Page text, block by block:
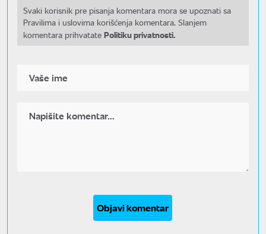
Svaki korisnik pre pisanja komentara mora se upoznati sa
Pravilima i uslovima korišćenja komentara. Slanjem
komentara prihvatate Politiku privatnosti.
Objavi komentar